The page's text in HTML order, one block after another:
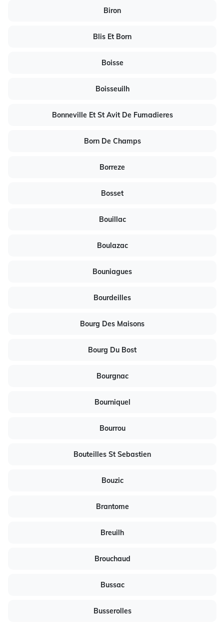
Biron
Blis Et Born
Boisse
Boisseuilh
Bonneville Et St Avit De Fumadieres
Born De Champs
Borreze
Bosset
Bouillac
Boulazac
Bouniagues
Bourdeilles
Bourg Des Maisons
Bourg Du Bost
Bourgnac
Bourniquel
Bourrou
Bouteilles St Sebastien
Bouzic
Brantome
Breuilh
Brouchaud
Bussac
Busserolles